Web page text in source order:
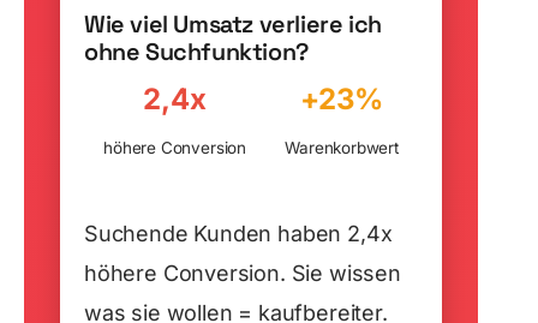
Wie viel Umsatz verliere ich
ohne Suchfunktion?
2,4x
höhere Conversion
+23%
Warenkorbwert
Suchende Kunden haben 2,4x
höhere Conversion. Sie wissen
was sie wollen = kaufbereiter.